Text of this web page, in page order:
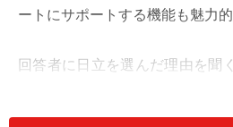
ートにサポートする機能も魅力的
回答者に日立を選んだ理由を聞